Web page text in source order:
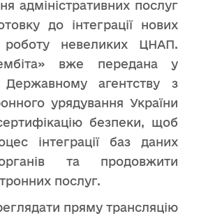
адміністративних послуг
до інтеграції нових
роботу невеликих ЦНАП.
вже передана у
Державному агентству з
урядування України
безпеки, щоб
інтеграції баз даних
та продовжити
послуг.
пряму трансляцію